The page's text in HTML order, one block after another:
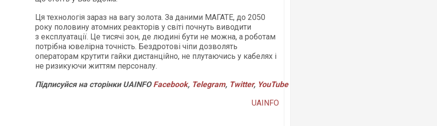
Ця технологія зараз на вагу золота. За даними МАГАТЕ, до 2050
року половину атомних реакторів у світі почнуть виводити
з експлуатації. Це тисячі зон, де людині бути не можна, а роботам
потрібна ювелірна точність. Бездротові чіпи дозволять
операторам крутити гайки дистанційно, не плутаючись у кабелях і
не ризикуючи життям персоналу.
ПідписуйсянасторінкиUAINFO Facebook, Telegram, Twitter, YouTube
UAINFO